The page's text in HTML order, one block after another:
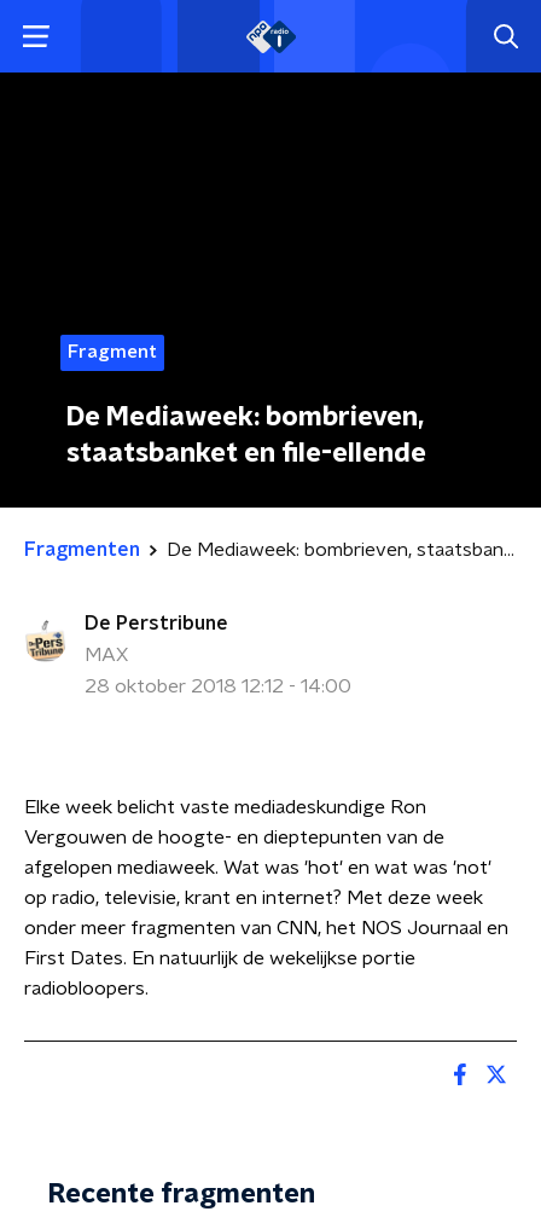
Fragment
De Mediaweek: bombrieven,
staatsbanket en file-ellende
Fragmenten De Mediaweek: bombrieven, staatsbanket en file-ellende
De Perstribune
MAX
28 oktober 2018 12:12 - 14:00
Elke week belicht vaste mediadeskundige Ron
Vergouwen de hoogte- en dieptepunten van de
afgelopen mediaweek. Wat was 'hot' en wat was 'not'
op radio, televisie, krant en internet? Met deze week
onder meer fragmenten van CNN, het NOS Journaal en
First Dates. En natuurlijk de wekelijkse portie
radiobloopers.
Recente fragmenten